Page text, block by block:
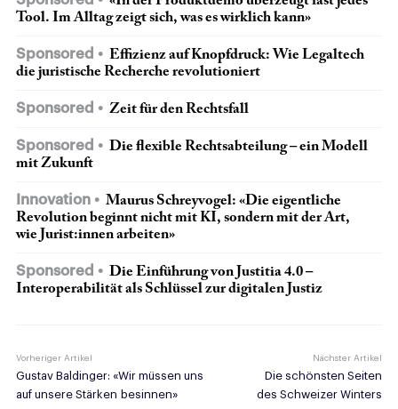
Tool. Im Alltag zeigt sich, was es wirklich kann»
Sponsored
Effizienz auf Knopfdruck: Wie Legaltech
die juristische Recherche revolutioniert
Sponsored Zeit für den Rechtsfall
Sponsored
Die flexible Rechtsabteilung – ein Modell
mit Zukunft
Innovation
Maurus Schreyvogel: «Die eigentliche
Revolution beginnt nicht mit KI, sondern mit der Art,
wie Jurist:innen arbeiten»
Sponsored
Die Einführung von Justitia 4.0 –
Interoperabilität als Schlüssel zur digitalen Justiz
Vorheriger Artikel
Gustav Baldinger: «Wir müssen uns
auf unsere Stärken besinnen»
Nächster Artikel
Die schönsten Seiten
des Schweizer Winters